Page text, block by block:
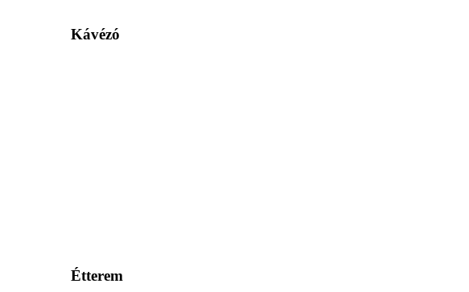
Kávézó
Étterem